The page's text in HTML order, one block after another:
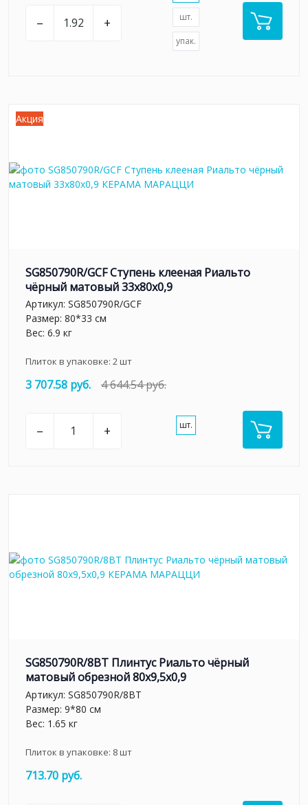
– + шт.
упак.
Акция
SG850790R/GCF Ступень клееная Риальто
чёрный матовый 33x80x0,9
Артикул: SG850790R/GCF
Размер: 80*33 см
Вес: 6.9 кг
Плиток в упаковке: 2шт
3 707.58 руб. 4 644.54 руб.
– + шт.
SG850790R/8BT Плинтус Риальто чёрный
матовый обрезной 80x9,5x0,9
Артикул: SG850790R/8BT
Размер: 9*80 см
Вес: 1.65 кг
Плиток в упаковке: 8шт
713.70 руб.